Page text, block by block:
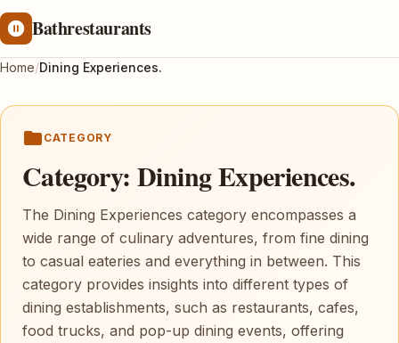
Bathrestaurants
Home/Dining Experiences.
CATEGORY
Category: Dining Experiences.
The Dining Experiences category encompasses a
wide range of culinary adventures, from fine dining
to casual eateries and everything in between. This
category provides insights into different types of
dining establishments, such as restaurants, cafes,
food trucks, and pop-up dining events, offering